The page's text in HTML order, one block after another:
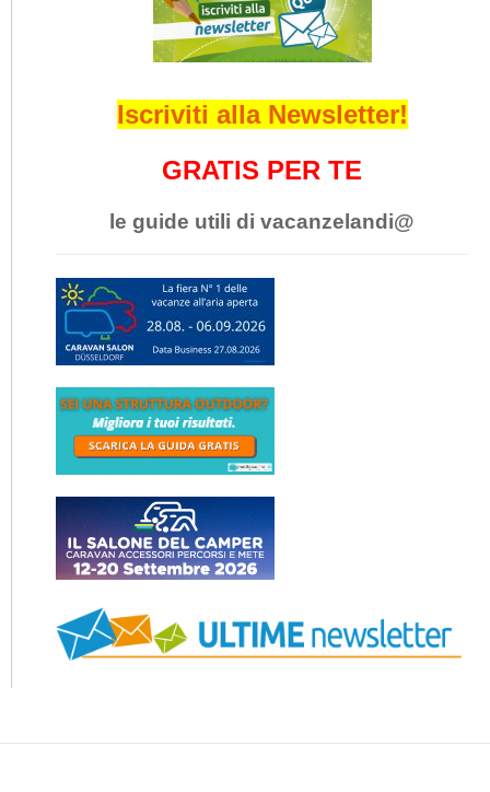
Iscriviti alla Newsletter!
GRATIS PER TE
le guide utili di vacanzelandi@